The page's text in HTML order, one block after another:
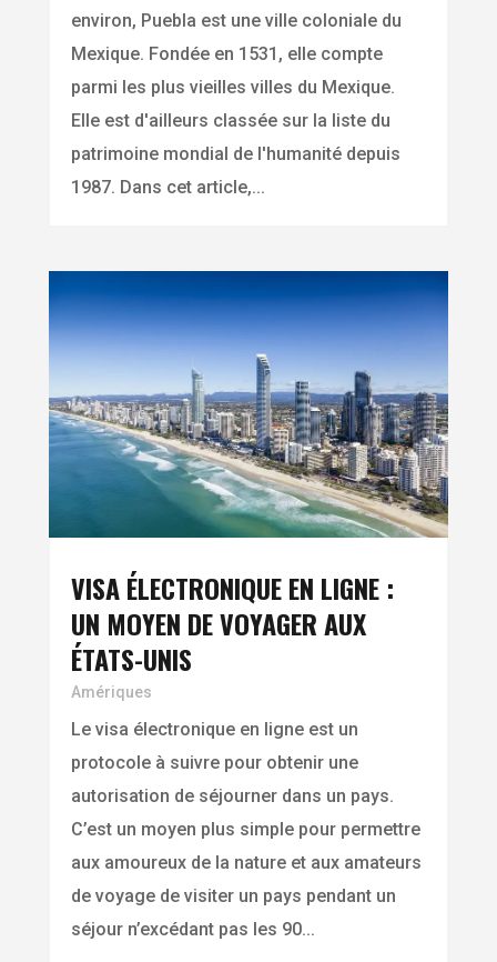
environ, Puebla est une ville coloniale du
Mexique. Fondée en 1531, elle compte
parmi les plus vieilles villes du Mexique.
Elle est d'ailleurs classée sur la liste du
patrimoine mondial de l'humanité depuis
1987. Dans cet article,...
VISA ÉLECTRONIQUE EN LIGNE :
UN MOYEN DE VOYAGER AUX
ÉTATS-UNIS
Amériques
Le visa électronique en ligne est un
protocole à suivre pour obtenir une
autorisation de séjourner dans un pays.
C’est un moyen plus simple pour permettre
aux amoureux de la nature et aux amateurs
de voyage de visiter un pays pendant un
séjour n’excédant pas les 90...